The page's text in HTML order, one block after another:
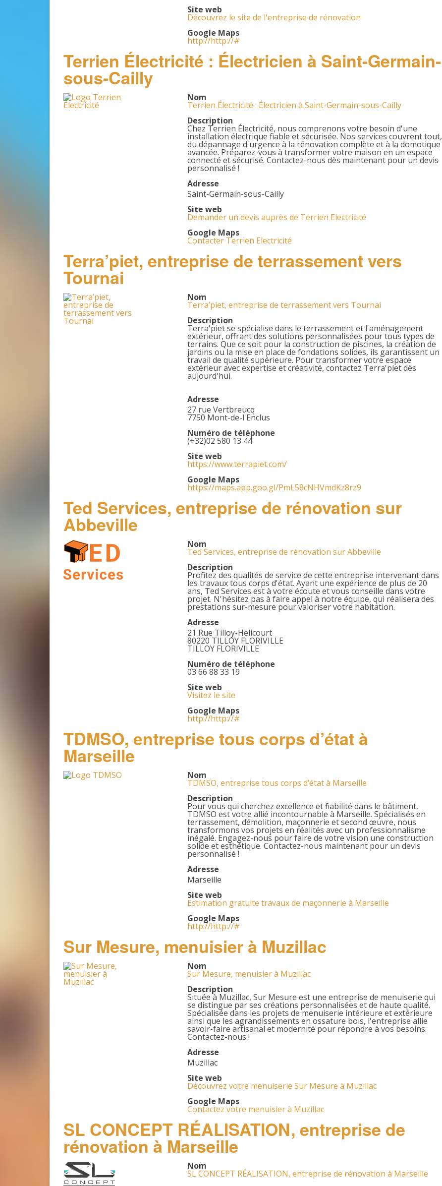
Site web
Découvrez le site de l'entreprise de rénovation
Google Maps
http://http://#
Terrien Électricité : Électricien à Saint-Germain-
sous-Cailly
Nom
Terrien Électricité : Électricien à Saint-Germain-sous-Cailly
Description
Chez Terrien Électricité, nous comprenons votre besoin d'une
installation électrique fiable et sécurisée. Nos services couvrent tout,
du dépannage d'urgence à la rénovation complète et à la domotique
avancée. Préparez-vous à transformer votre maison en un espace
connecté et sécurisé. Contactez-nous dès maintenant pour un devis
personnalisé !
Adresse
Saint-Germain-sous-Cailly
Site web
Demander un devis auprès de Terrien Electricité
Google Maps
Contacter Terrien Electricité
Terra’piet, entreprise de terrassement vers
Tournai
Nom
Terra’piet, entreprise de terrassement vers Tournai
Description
Terra'piet se spécialise dans le terrassement et l'aménagement
extérieur, offrant des solutions personnalisées pour tous types de
terrains. Que ce soit pour la construction de piscines, la création de
jardins ou la mise en place de fondations solides, ils garantissent un
travail de qualité supérieure. Pour transformer votre espace
extérieur avec expertise et créativité, contactez Terra'piet dès
aujourd'hui.
Adresse
27 rue Vertbreucq
7750 Mont-de-l'Enclus
Numéro de téléphone
(+32)02 580 13 44
Site web
https://www.terrapiet.com/
Google Maps
https://maps.app.goo.gl/PmL58cNHVmdKz8rz9
Ted Services, entreprise de rénovation sur
Abbeville
Nom
Ted Services, entreprise de rénovation sur Abbeville
Description
Profitez des qualités de service de cette entreprise intervenant dans
les travaux tous corps d'état. Ayant une expérience de plus de 20
ans, Ted Services est à votre écoute et vous conseille dans votre
projet. N'hésitez pas à faire appel à notre équipe, qui réalisera des
prestations sur-mesure pour valoriser votre habitation.
Adresse
21 Rue Tilloy-Helicourt
80220 TILLOY FLORIVILLE
TILLOY FLORIVILLE
Numéro de téléphone
03 66 88 33 19
Site web
Visitez le site
Google Maps
http://http://#
TDMSO, entreprise tous corps d’état à
Marseille
Nom
TDMSO, entreprise tous corps d’état à Marseille
Description
Pour vous qui cherchez excellence et fiabilité dans le bâtiment,
TDMSO est votre allié incontournable à Marseille. Spécialisés en
terrassement, démolition, maçonnerie et second œuvre, nous
transformons vos projets en réalités avec un professionnalisme
inégalé. Engagez-nous pour faire de votre vision une construction
solide et esthétique. Contactez-nous maintenant pour un devis
personnalisé !
Adresse
Marseille
Site web
Estimation gratuite travaux de maçonnerie à Marseille
Google Maps
http://http://#
Sur Mesure, menuisier à Muzillac
Nom
Sur Mesure, menuisier à Muzillac
Description
Située à Muzillac, Sur Mesure est une entreprise de menuiserie qui
se distingue par ses créations personnalisées et de haute qualité.
Spécialisée dans les projets de menuiserie intérieure et extérieure
ainsi que les agrandissements en ossature bois, l'entreprise allie
savoir-faire artisanal et modernité pour répondre à vos besoins.
Contactez-nous !
Adresse
Muzillac
Site web
Découvrez votre menuiserie Sur Mesure à Muzillac
Google Maps
Contactez votre menuisier à Muzillac
SL CONCEPT RÉALISATION, entreprise de
rénovation à Marseille
Nom
SL CONCEPT RÉALISATION, entreprise de rénovation à Marseille